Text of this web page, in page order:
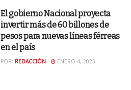
El gobierno Nacional proyecta
invertir más de 60 billones de
pesos para nuevas líneas férreas
en el país
POR: REDACCIÓN ENERO 4, 2025